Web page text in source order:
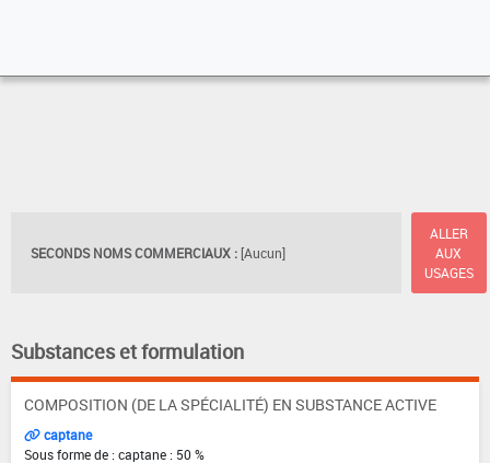
SECONDS NOMS COMMERCIAUX : [Aucun]
ALLER
AUX
USAGES
Substances et formulation
COMPOSITION (DE LA SPÉCIALITÉ) EN SUBSTANCE ACTIVE
captane
Sous forme de : captane : 50 %